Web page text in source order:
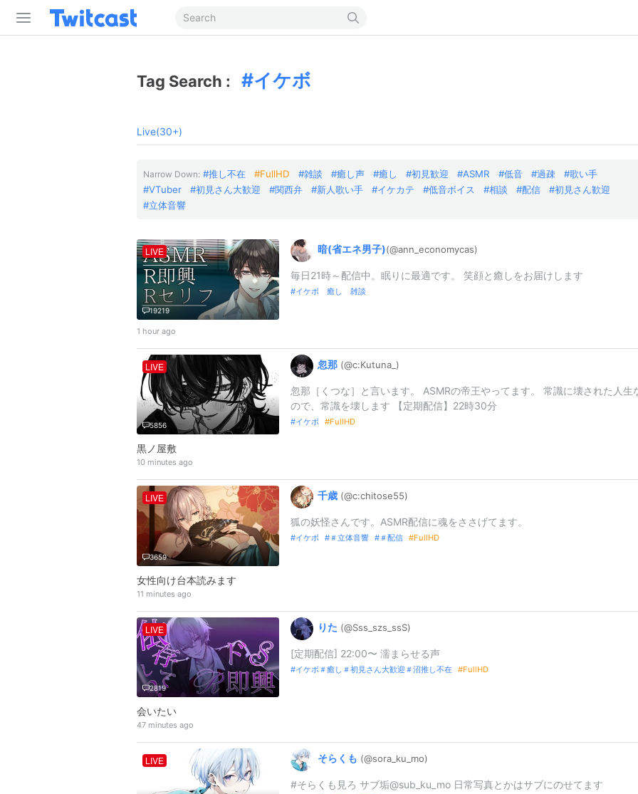
Tag Search : イケボ
Live(30+)
Narrow Down: 推し不在 FullHD 雑談 癒し声 癒し 初見歓迎 ASMR 低音 過疎
歌い手
VTuber
初見さん大歓迎 関西弁 新人歌い手 イケカテ 低音ボイス 相談 配信
初見さん歓迎
立体音響
LIVE
19219
1 hour ago
暗(省エネ男子)(@ann_ economycas)
毎日21時～配信中。眠りに最適です。 笑顔と癒しをお届けします
イケボ 癒し 雑談
LIVE
5856
黒ノ屋敷
10 minutes ago
忽那 (@c:Kutuna_ )
忽那［くつな］と言います。 ASMRの帝王やってます。 常識に壊された人生
ので、常識を壊します 【定期配信】22時30分
イケボ FullHD
LIVE
3659
女性向け台本読みます
11 minutes ago
千歳 (@c:chitose55)
狐の妖怪さんです。ASMR配信に魂をささげてます。
イケボ ＃立体音響 ＃配信 FullHD
LIVE
2819
会いたい
47 minutes ago
りた (@Sss_ szs_ ssS)
[定期配信] 22:00〜 濡まらせる声
イケボ＃癒し＃初見さん大歓迎＃沼推し不在 FullHD
LIVE そらくも (@sora_ ku_ mo)
#そらくも見ろ サブ垢@sub_ku_mo 日常写真とかはサブにのせてます